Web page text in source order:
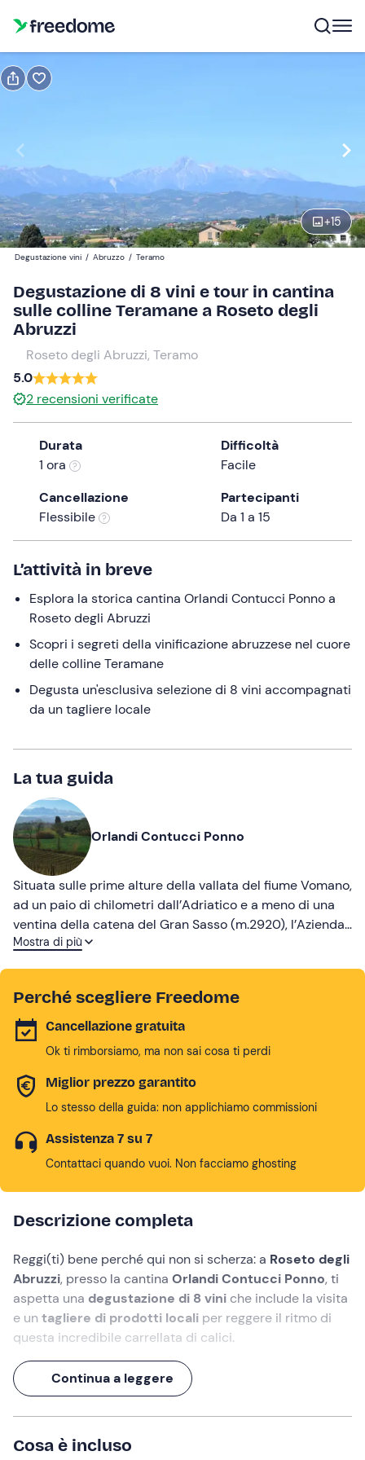
+15
Navigate
forward
interact
with
the
calendar
and
select
a
Press
the
question
mark
keyboard
shortcuts
for
changing
dates.
10:00
Partecipanti
35 €
1
Degustazione vini / Abruzzo / Teramo
Degustazione di 8 vini e tour in cantina
sulle colline Teramane a Roseto degli
Abruzzi
Roseto degli Abruzzi, Teramo
5.0
2 recensioni verificate
Durata
1 ora
Difficoltà
Facile
Cancellazione
Flessibile
Partecipanti
Da 1 a 15
L’attività in breve
Esplora la storica cantina Orlandi Contucci Ponno a
Roseto degli Abruzzi
Scopri i segreti della vinificazione abruzzese nel cuore
delle colline Teramane
Degusta un'esclusiva selezione di 8 vini accompagnati
da un tagliere locale
La tua guida
Orlandi Contucci Ponno
Situata sulle prime alture della vallata del fiume Vomano,
ad un paio di chilometri dall’Adriatico e a meno di una
ventina della catena del Gran Sasso (m.2920), l’Azienda
Agricola Orlandi Contucci Ponno gode di una posizione
brezze provenienti dall’alta montagna che temperano il
calore delle notti estive, assicurando alle vigne un ciclo
vegetativo regolare e continuo essenziale allo sviluppo
delle qualità organolettiche delle uve. E’ in questo
contesto che si è cercato di rivalorizzare alcuni cloni
originari di Montepulciano d’Abruzzo - vitigno già
selezionandoli secondo le loro caratteristiche rispetto al
terreno e al microclima. Prodotto e vinificato come
italian
Mostra di più
Perché scegliere Freedome
Cancellazione gratuita
Ok ti rimborsiamo, ma non sai cosa ti perdi
Miglior prezzo garantito
Lo stesso della guida: non applichiamo commissioni
Assistenza 7 su 7
Contattaci quando vuoi. Non facciamo ghosting
Descrizione completa
Reggi(ti) bene perché qui non si scherza: a Roseto degli
Abruzzi, presso la cantina Orlandi Contucci Ponno, ti
aspetta una degustazione di 8 vini che include la visita
e un tagliere di prodotti locali per reggere il ritmo di
questa incredibile carrellata di calici.
Un'esperienza immersiva, in cui avrai modo di
confrontare il risultato della vinificazione di
ogni singola etichetta!
Continua a leggere
Cosa è incluso